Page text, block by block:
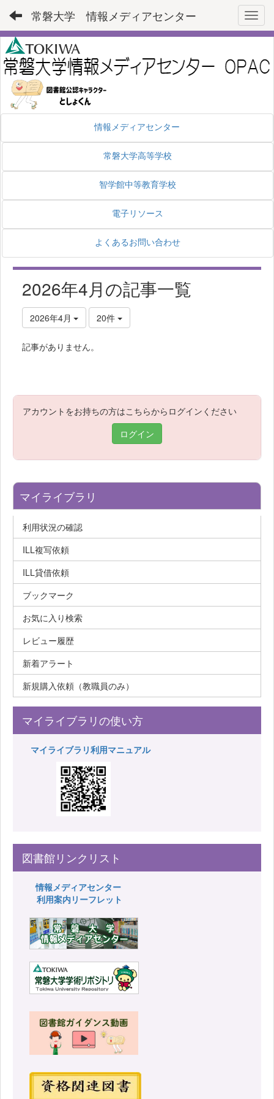
常磐大学 情報メディアセンター
情報メディアセンター
常磐大学高等学校
智学館中等教育学校
電子リソース
よくあるお問い合わせ
2026年4月の記事一覧
2026年4月 20件
記事がありません。
アカウントをお持ちの方はこちらからログインください
ログイン
マイライブラリ
利用状況の確認
ILL複写依頼
ILL貸借依頼
ブックマーク
お気に入り検索
レビュー履歴
新着アラート
新規購入依頼（教職員のみ）
マイライブラリの使い方
マイライブラリ利用マニュアル
図書館リンクリスト
情報メディアセンター
利用案内リーフレット